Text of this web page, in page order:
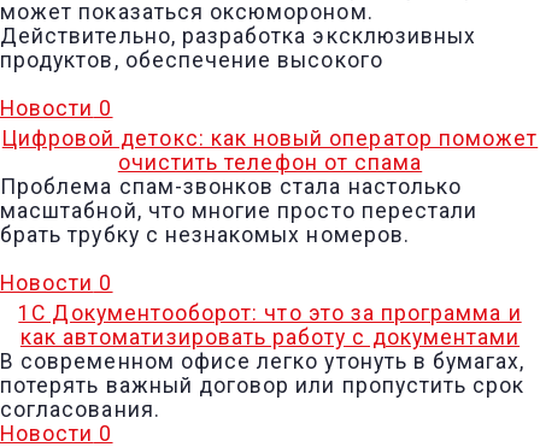
может показаться оксюмороном.
Действительно, разработка эксклюзивных
продуктов, обеспечение высокого
Новости 0
Цифровой детокс: как новый оператор поможет
очистить телефон от спама
Проблема спам-звонков стала настолько
масштабной, что многие просто перестали
брать трубку с незнакомых номеров.
Новости 0
1С Документооборот: что это за программа и
как автоматизировать работу с документами
В современном офисе легко утонуть в бумагах,
потерять важный договор или пропустить срок
согласования.
Новости 0